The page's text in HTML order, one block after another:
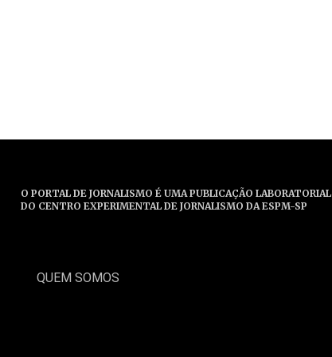
O PORTAL DE JORNALISMO É UMA PUBLICAÇÃO LABORATORIAL
DO CENTRO EXPERIMENTAL DE JORNALISMO DA ESPM-SP
QUEM SOMOS